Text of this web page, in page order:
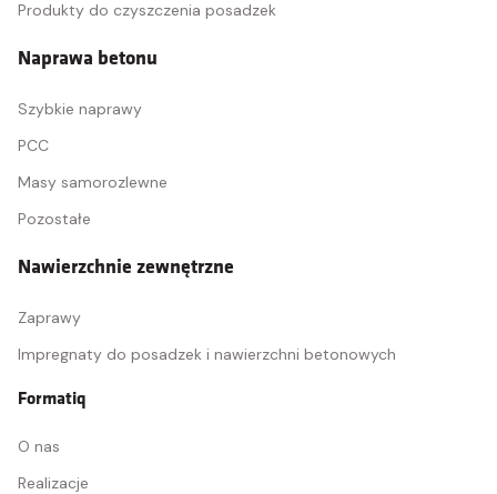
Produkty do czyszczenia posadzek
Naprawa betonu
Szybkie naprawy
PCC
Masy samorozlewne
Pozostałe
Nawierzchnie zewnętrzne
Zaprawy
Impregnaty do posadzek i nawierzchni betonowych
Formatiq
O nas
Realizacje